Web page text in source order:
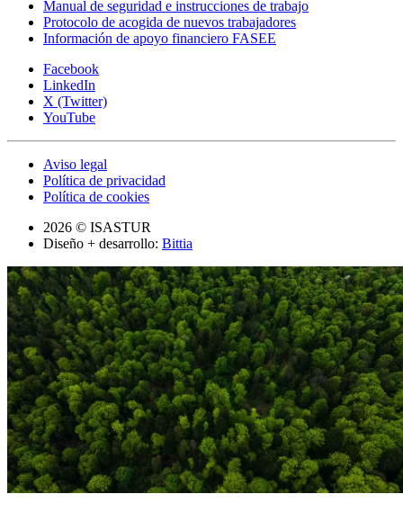
Manual de seguridad e instrucciones de trabajo
Protocolo de acogida de nuevos trabajadores
Información de apoyo financiero FASEE
Facebook
LinkedIn
X (Twitter)
YouTube
Aviso legal
Política de privacidad
Política de cookies
2026 © ISASTUR
Diseño + desarrollo: Bittia